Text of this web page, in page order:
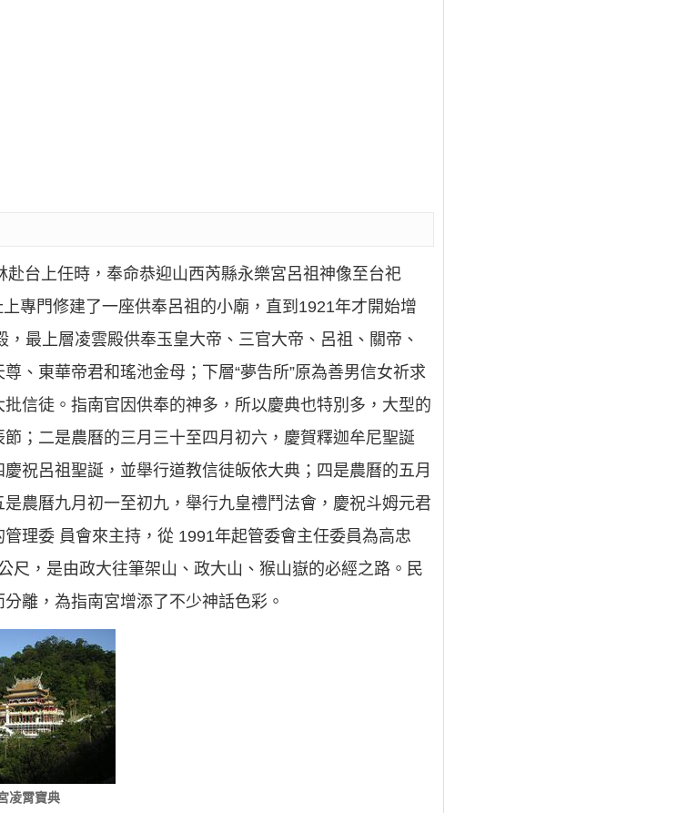
台上任時，奉命恭迎山西芮縣永樂宮呂祖神像至台祀
專門修建了一座供奉呂祖的小廟，直到1921年才開始增
最上層凌雲殿供奉玉皇大帝、三官大帝、呂祖、關帝、
、東華帝君和瑤池金母；下層“夢告所”原為善男信女祈求
信徒。指南官因供奉的神多，所以慶典也特別多，大型的
；二是農曆的三月三十至四月初六，慶賀釋迦牟尼聖誕
祝呂祖聖誕，並舉行道教信徒皈依大典；四是農曆的五月
農曆九月初一至初九，舉行九皇禮鬥法會，慶祝斗姆元君
理委 員會來主持，從 1991年起管委會主任委員為高忠
尺，是由政大往筆架山、政大山、猴山嶽的必經之路。民
離，為指南宮增添了不少神話色彩。
凌霄寶典